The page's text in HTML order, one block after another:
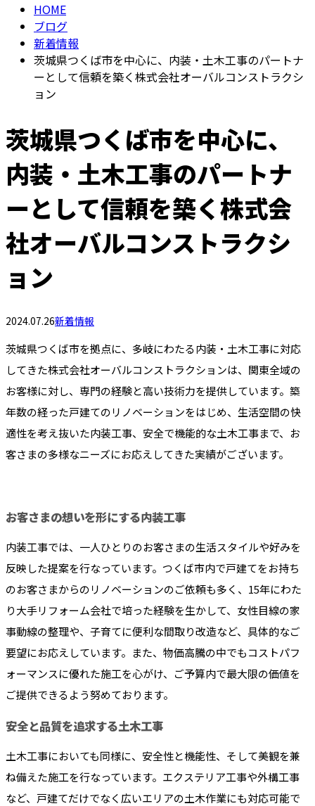
HOME
ブログ
新着情報
茨城県つくば市を中心に、内装・土木工事のパートナ
ーとして信頼を築く株式会社オーバルコンストラクシ
ョン
茨城県つくば市を中心に、
内装・土木工事のパートナ
ーとして信頼を築く株式会
社オーバルコンストラクシ
ョン
2024.07.26新着情報
茨城県つくば市を拠点に、多岐にわたる内装・土木工事に対応
してきた株式会社オーバルコンストラクションは、関東全域の
お客様に対し、専門の経験と高い技術力を提供しています。築
年数の経った戸建てのリノベーションをはじめ、生活空間の快
適性を考え抜いた内装工事、安全で機能的な土木工事まで、お
客さまの多様なニーズにお応えしてきた実績がございます。
お客さまの想いを形にする内装工事
内装工事では、一人ひとりのお客さまの生活スタイルや好みを
反映した提案を行なっています。つくば市内で戸建てをお持ち
のお客さまからのリノベーションのご依頼も多く、15年にわた
り大手リフォーム会社で培った経験を生かして、女性目線の家
事動線の整理や、子育てに便利な間取り改造など、具体的なご
要望にお応えしています。また、物価高騰の中でもコストパフ
ォーマンスに優れた施工を心がけ、ご予算内で最大限の価値を
ご提供できるよう努めております。
安全と品質を追求する土木工事
土木工事においても同様に、安全性と機能性、そして美観を兼
ね備えた施工を行なっています。エクステリア工事や外構工事
など、戸建てだけでなく広いエリアの土木作業にも対応可能で